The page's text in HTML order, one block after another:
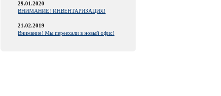
29.01.2020
ВНИМАНИЕ! ИНВЕНТАРИЗАЦИЯ!
21.02.2019
Внимание! Мы переехали в новый офис!